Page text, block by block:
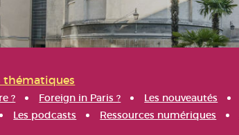
thématiques
? Foreign in Paris ? Les nouveautés
Les podcasts Ressources numériques